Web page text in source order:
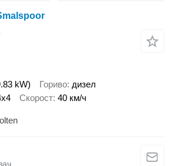
kW) Гориво дизел
Скорост 40 км/ч